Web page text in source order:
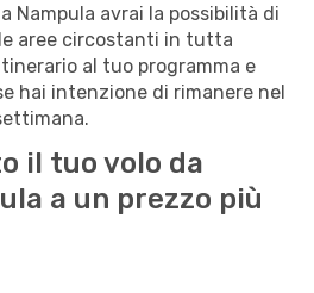
Nampula avrai la possibilità di
aree circostanti in tutta
al tuo programma e
hai intenzione di rimanere nel
il tuo volo da
a un prezzo più